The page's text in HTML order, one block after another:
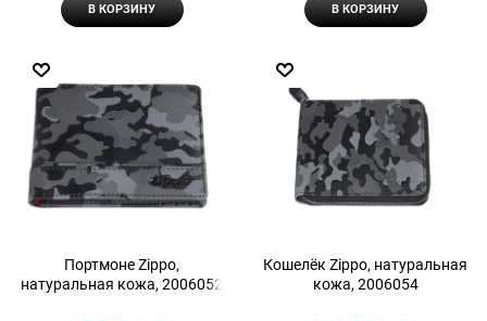
В КОРЗИНУ В КОРЗИНУ
Портмоне Zippo,
натуральная кожа, 2006052
Кошелёк Zippo, натуральная
кожа, 2006054